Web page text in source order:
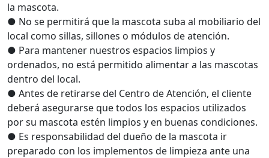
la mascota.
● No se permitirá que la mascota suba al mobiliario del
local como sillas, sillones o módulos de atención.
● Para mantener nuestros espacios limpios y
ordenados, no está permitido alimentar a las mascotas
dentro del local.
● Antes de retirarse del Centro de Atención, el cliente
deberá asegurarse que todos los espacios utilizados
por su mascota estén limpios y en buenas condiciones.
● Es responsabilidad del dueño de la mascota ir
preparado con los implementos de limpieza ante una